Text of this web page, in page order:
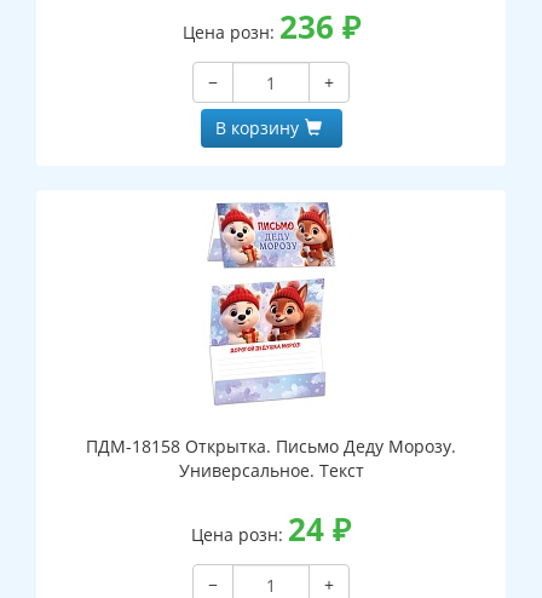
Цена розн: 236 ₽
−
+
В корзину
ПДМ-18158 Открытка. Письмо Деду Морозу.
Универсальное. Текст
Цена розн: 24₽
−
+